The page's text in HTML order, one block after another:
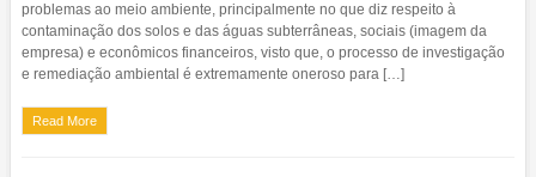
problemas ao meio ambiente, principalmente no que diz respeito à
contaminação dos solos e das águas subterrâneas, sociais (imagem da
empresa) e econômicos financeiros, visto que, o processo de investigação
e remediação ambiental é extremamente oneroso para […]
Read More